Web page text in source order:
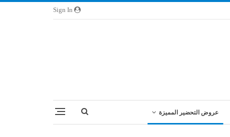
عروض التحضير المميزة